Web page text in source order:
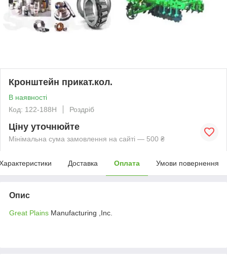
Кронштейн прикат.кол.
В наявності
Код: 122-188H
Роздріб
Ціну уточнюйте
Мінімальна сума замовлення на сайті — 500 ₴
Доставка Оплата Умови повернення
Опис
Great Plains Manufacturing ,Inc.